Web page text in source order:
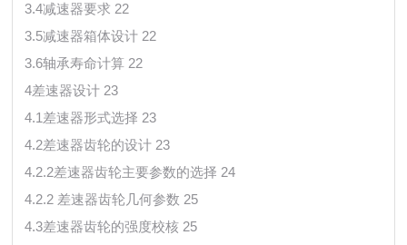
3.4减速器要求 22
3.5减速器箱体设计 22
3.6轴承寿命计算 22
4差速器设计 23
4.1差速器形式选择 23
4.2差速器齿轮的设计 23
4.2.2差速器齿轮主要参数的选择 24
4.2.2 差速器齿轮几何参数 25
4.3差速器齿轮的强度校核 25